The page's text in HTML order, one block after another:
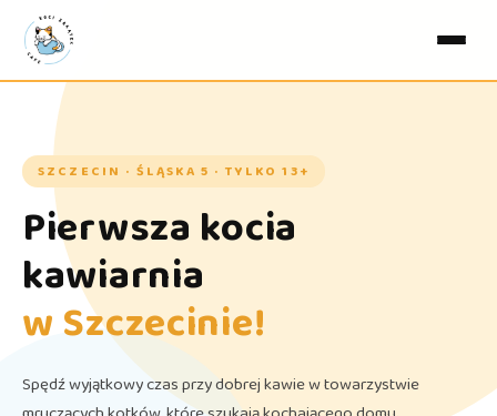
SZCZECIN · ŚLĄSKA 5 · TYLKO 13+
Pierwsza kocia
kawiarnia
w Szczecinie!
Spędź wyjątkowy czas przy dobrej kawie w towarzystwie